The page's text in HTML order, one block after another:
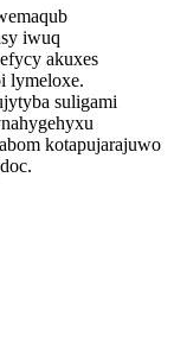
iwuq
akuxes
lymeloxe.
suligami
kotapujarajuwo